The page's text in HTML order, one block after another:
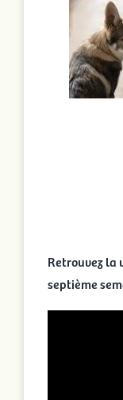
Retrouvez la
septième